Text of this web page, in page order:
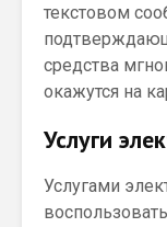
текстовом
средства
окажутся на
Услуги
Услугами